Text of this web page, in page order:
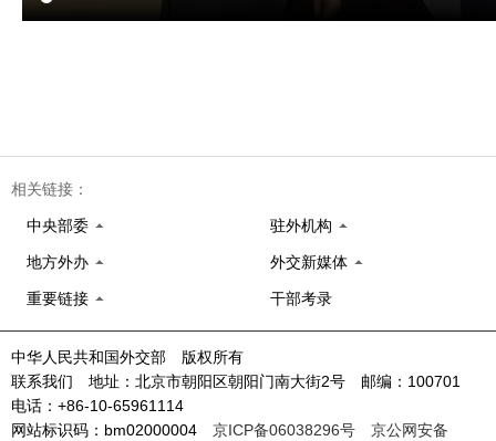
相关链接：
中央部委 驻外机构
地方外办 外交新媒体
重要链接 干部考录
中华人民共和国外交部 版权所有
联系我们 地址：北京市朝阳区朝阳门南大街2号 邮编：100701
电话：+86-10-65961114
网站标识码：bm02000004 京ICP备06038296号
京公网安备